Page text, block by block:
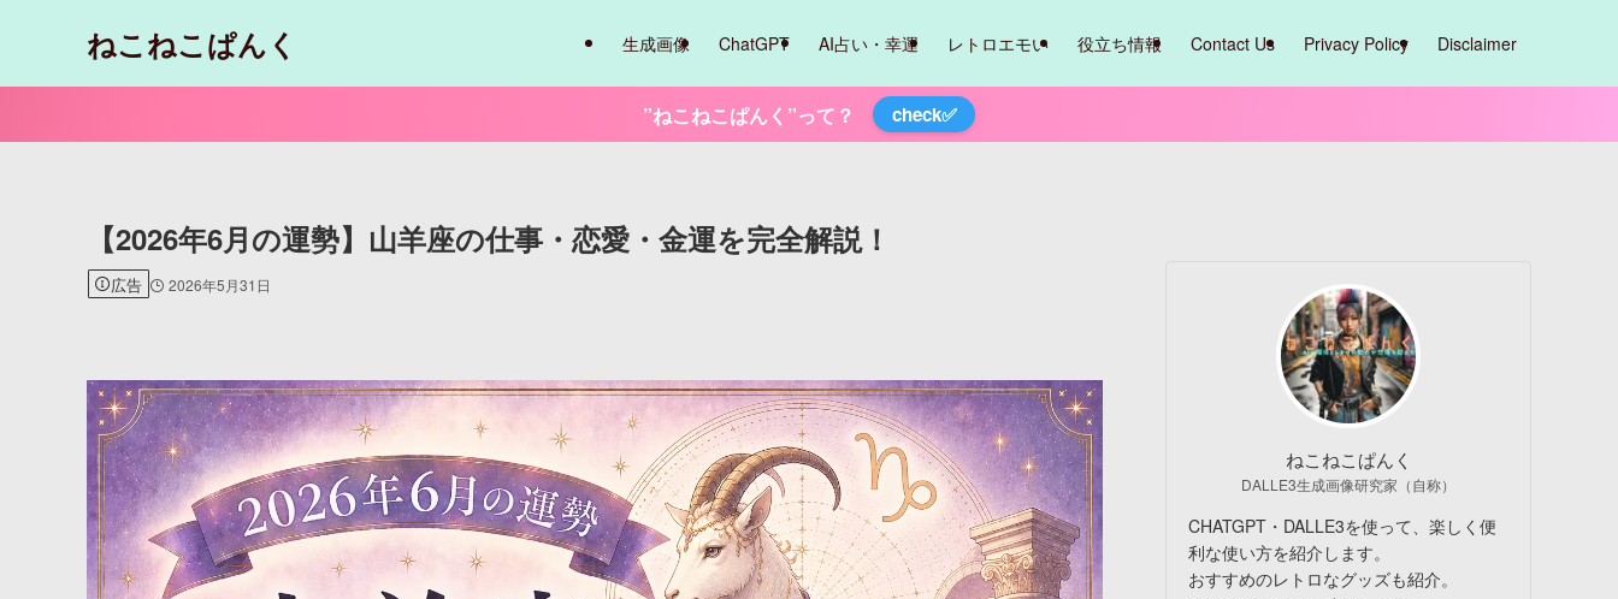
ねこねこぱんく 生成画像 ChatGPT AI占い・幸運 レトロエモい 役立ち情報 Contact Us Privacy Policy Disclaimer
”ねこねこぱんく”って？ check✅
【2026年6月の運勢】山羊座の仕事・恋愛・金運を完全解説！
広告 2026年5月31日
ねこねこぱんく
DALLE3生成画像研究家（自称）
CHATGPT・DALLE3を使って、楽しく便
利な使い方を紹介します。
おすすめのレトロなグッズも紹介。